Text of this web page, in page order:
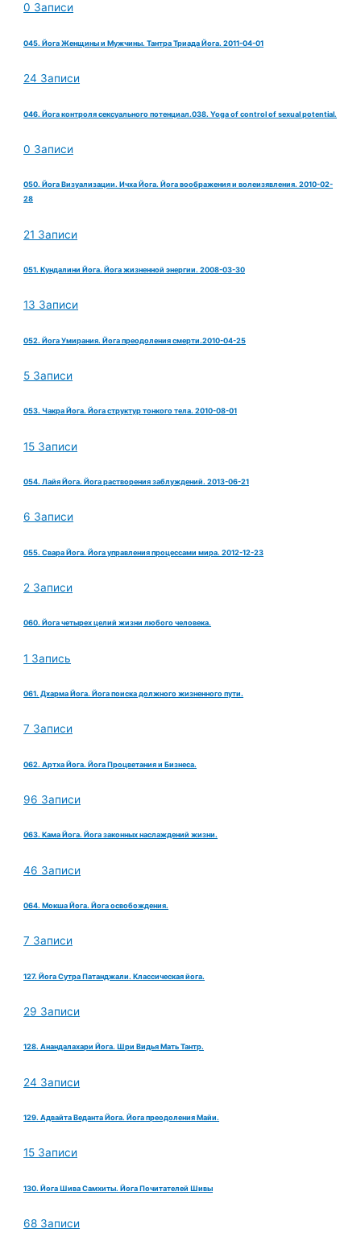
0 Записи
045. Йога Женщины и Мужчины. Тантра Триада Йога. 2011-04-01
24 Записи
046. Йога контроля сексуального потенциал.038. Yoga of control of sexual potential.
0 Записи
050. Йога Визуализации. Ичха Йога. Йога воображения и волеизявления. 2010-02-
28
21 Записи
051. Кундалини Йога. Йога жизненной энергии. 2008-03-30
13 Записи
052. Йога Умирания. Йога преодоления смерти.2010-04-25
5 Записи
053. Чакра Йога. Йога структур тонкого тела. 2010-08-01
15 Записи
054. Лайя Йога. Йога растворения заблуждений. 2013-06-21
6 Записи
055. Свара Йога. Йога управления процессами мира. 2012-12-23
2 Записи
060. Йога четырех целий жизни любого человека.
1 Запись
061. Дхарма Йога. Йога поиска должного жизненного пути.
7 Записи
062. Артха Йога. Йога Процветания и Бизнеса.
96 Записи
063. Кама Йога. Йога законных наслаждений жизни.
46 Записи
064. Мокша Йога. Йога освобождения.
7 Записи
127. Йога Сутра Патанджали. Классическая йога.
29 Записи
128. Анандалахари Йога. Шри Видья Мать Тантр.
24 Записи
129. Адвайта Веданта Йога. Йога преодоления Майи.
15 Записи
130. Йога Шива Самхиты. Йога Почитателей Шивы
68 Записи